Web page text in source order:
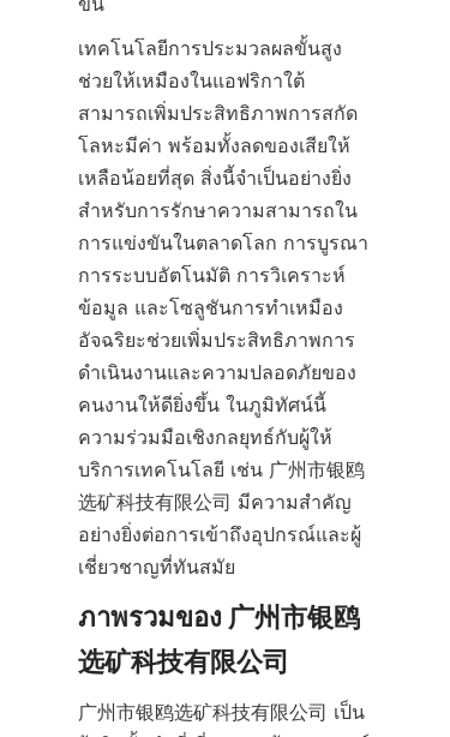
เทคโนโลยีการประมวลผลขั้นสูง
ช่วยให้เหมืองในแอฟริกาใต้
สามารถเพิ่มประสิทธิภาพการสกัด
โลหะมีค่า พร้อมทั้งลดของเสียให้
เหลือน้อยที่สุด สิ่งนี้จำเป็นอย่างยิ่ง
สำหรับการรักษาความสามารถใน
การแข่งขันในตลาดโลก การบูรณา
การระบบอัตโนมัติ การวิเคราะห์
ข้อมูล และโซลูชันการทำเหมือง
อัจฉริยะช่วยเพิ่มประสิทธิภาพการ
ดำเนินงานและความปลอดภัยของ
คนงานให้ดียิ่งขึ้น ในภูมิทัศน์นี้
ความร่วมมือเชิงกลยุทธ์กับผู้ให้
บริการเทคโนโลยี เช่น 广州市银鸥
选矿科技有限公司 มีความสำคัญ
อย่างยิ่งต่อการเข้าถึงอุปกรณ์และผู้
ภาพรวมของ 广州市银鸥
广州市银鸥选矿科技有限公司 เป็น